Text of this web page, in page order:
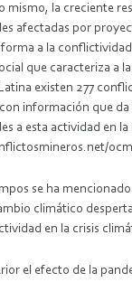
mismo, la creciente
afectadas por
a la
que caracteriza a
existen 277
información que
a esta actividad en la
se ha
climático
en la crisis
el efecto de la